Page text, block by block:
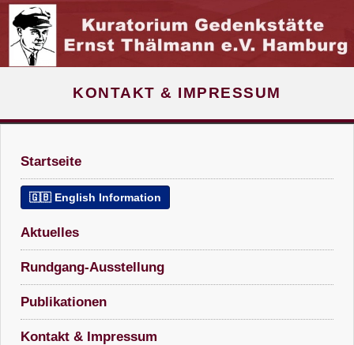
KONTAKT & IMPRESSUM
Startseite
🇬🇧 English Information
Aktuelles
Rundgang-Ausstellung
Publikationen
Kontakt & Impressum